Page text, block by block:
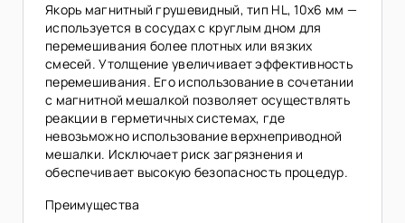
Якорь магнитный грушевидный, тип HL, 10х6 мм —
используется в сосудах с круглым дном для
перемешивания более плотных или вязких
смесей. Утолщение увеличивает эффективность
перемешивания. Его использование в сочетании
с магнитной мешалкой позволяет осуществлять
реакции в герметичных системах, где
невозьможно использование верхнеприводной
мешалки. Исключает риск загрязнения и
обеспечивает высокую безопасность процедур.
Преимущества